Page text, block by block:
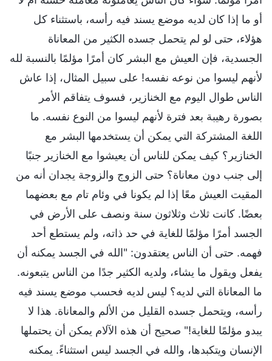
أو ما إذا كان لديه موضع يسند فيه رأسه، باستثناء كل
هؤلاء، حتى لو لم يتحمل جسده الكثير من المعاناة
الجسدية، فإن العيش مع البشر كان أمرًا مؤلمًا بالنسبة لله
لأنهم ليسوا من نوعه نفسه! على سبيل المثال، إذا عاش
الناس طوال اليوم مع الخنازير، فسوف يتفاقم الأمر
بصورة رهيبة بعد فترة لأنهم ليسوا من النوع نفسه. ما
اللغة المشتركة التي يمكن أن يستخدمها البشر مع
الخنازير؟ كيف يمكن للناس أن يعيشوا مع الخنازير جنبًا
إلى جنب دون معاناة؟ حتى الزوج والزوجة يجدان أنه من
المقيت العيش معًا إذا لم يكونا في وئام تام مع بعضهما
بعضًا. كانت ثلاث وثلاثون سنة ونصف على الأرض في
الجسد أمرًا مؤلمًا للغاية في حد ذاته، ولم يستطع أحد
فهمه. حتى أن الناس يعتقدون: "الله في الجسد يمكنه أن
يفعل ويقول ما يشاء، ولديه الكثير جدًا من الناس يتبعونه.
ما المعاناة التي لديه؟ ليس لديه فحسب موضع يسند فيه
رأسه، ويتحمل جسده القليل من الألم والمعاناة. هذا لا
يبدو مؤلمًا للغاية!" صحيح أن هذه الآلام يمكن أن يحتملها
الإنسان ويتكبدها، والله في الجسد ليس استثناءً. يمكنه